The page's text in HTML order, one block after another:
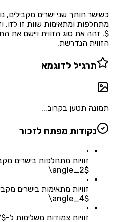
כשישר חותך שני ישרים מקבילים,
$. זהה את סוג הזווית ויישם
הזווית הנדרשת.
תרגיל לדוגמא
תמונה תטען בקרוב...
נקודות מפתח לזכור
•
\angle_2$
•
\angle_4$
•